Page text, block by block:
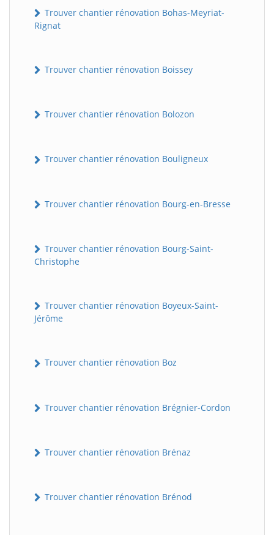
Trouver chantier rénovation Bohas-Meyriat-
Rignat
Trouver chantier rénovation Boissey
Trouver chantier rénovation Bolozon
Trouver chantier rénovation Bouligneux
Trouver chantier rénovation Bourg-en-Bresse
Trouver chantier rénovation Bourg-Saint-
Christophe
Trouver chantier rénovation Boyeux-Saint-
Jérôme
Trouver chantier rénovation Boz
Trouver chantier rénovation Brégnier-Cordon
Trouver chantier rénovation Brénaz
Trouver chantier rénovation Brénod